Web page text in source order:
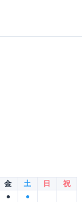
金 土 日
祝
●
●